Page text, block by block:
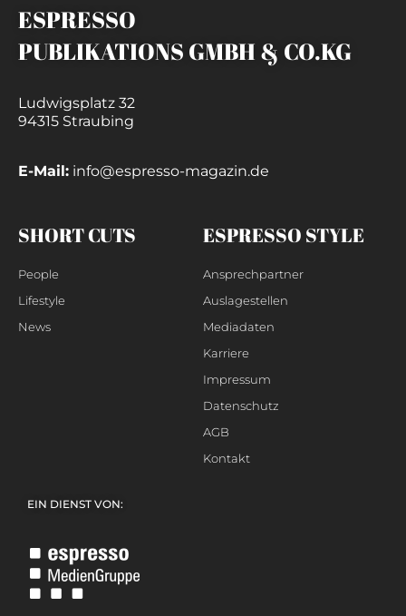
ESPRESSO
PUBLIKATIONS GMBH & CO.KG
Ludwigsplatz 32
94315 Straubing
E-Mail: info@espresso-magazin.de
SHORT CUTS
People
Lifestyle
News
ESPRESSO STYLE
Ansprechpartner
Auslagestellen
Mediadaten
Karriere
Impressum
Datenschutz
AGB
Kontakt
EIN DIENST VON: